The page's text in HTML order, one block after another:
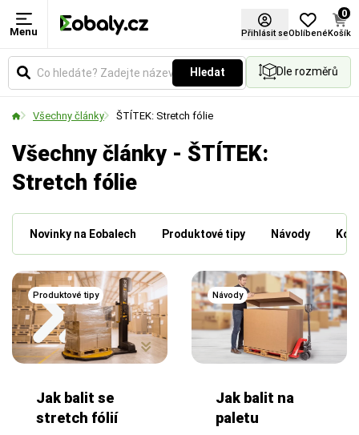
Menu Přihlásit seOblíbené
0
Košík
Hledat Dle rozměrů
Všechny články ŠTÍTEK: Stretch fólie
Všechny články - ŠTÍTEK:
Stretch fólie
Novinky na Eobalech Produktové tipy Návody
Produktové tipy
Jak balit se
stretch fólií
Návody
Jak balit na
paletu